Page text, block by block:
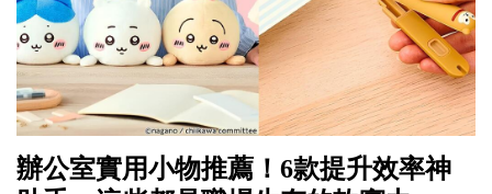
辦公室實用小物推薦！6款提升效率神